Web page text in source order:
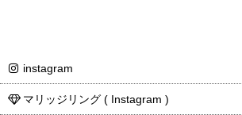
ご注文・決済お手続き完了後
instagram
マリッジリング ( Instagram )